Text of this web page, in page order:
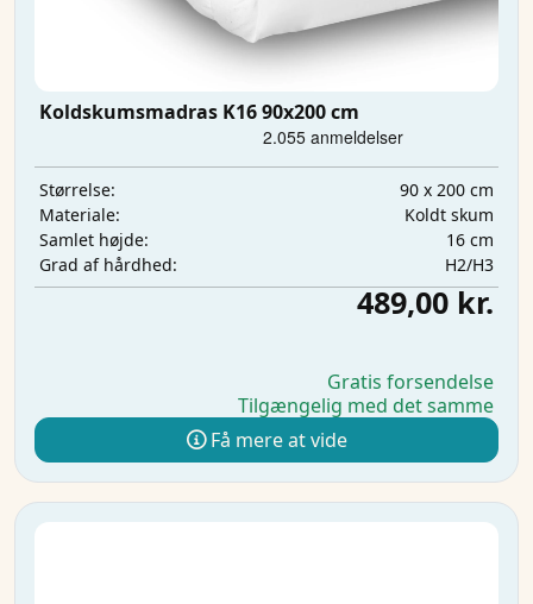
Koldskumsmadras K16 90x200 cm
Størrelse:
90 x 200 cm
Materiale:
Koldt skum
Samlet højde:
16 cm
Grad af hårdhed:
H2/H3
489,00 kr.
Gratis forsendelse
Tilgængelig med det samme
Få mere at vide